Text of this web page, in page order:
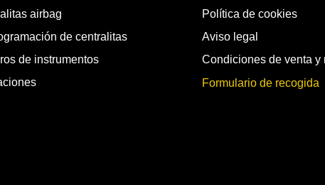
airbag
de centralitas
de instrumentos
Política de cookies
Aviso legal
Condiciones de venta y
Formulario de recogida